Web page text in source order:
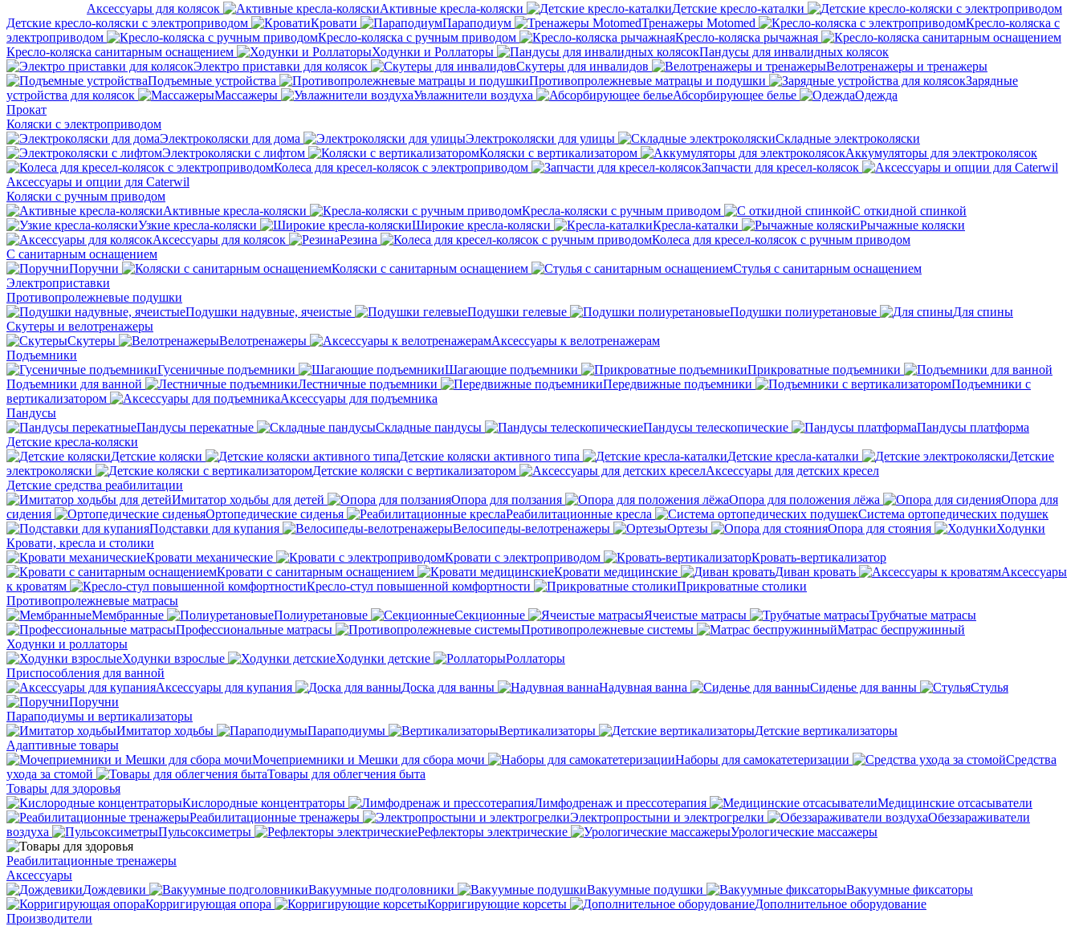
Аксессуары для колясок Активные кресла-коляски
Детские кресло-каталки
Детские кресло-коляски с электроприводом
Кровати Параподиум Тренажеры Motomed
Кресло-коляска с
электроприводом
Кресло-коляска с ручным приводом
Кресло-коляска рычажная
Кресло-коляска санитарным оснащением
Ходунки и Роллаторы
Пандусы для инвалидных колясок
Электро приставки для колясок
Скутеры для инвалидов
Велотренажеры и тренажеры
Подъемные устройства
Противопролежневые матрацы и подушки
Зарядные
устройства для колясок
Массажеры Увлажнители воздуха Абсорбирующее белье
Одежда
Прокат
Коляски с электроприводом
Электроколяски для дома
Электроколяски для улицы
Складные электроколяски
Электроколяски с лифтом
Коляски с вертикализатором
Аккумуляторы для электроколясок
Колеса для кресел-колясок с электроприводом
Запчасти для кресел-колясок
Аксессуары и опции для Caterwil
Коляски с ручным приводом
Активные кресла-коляски
Кресла-коляски с ручным приводом
С откидной спинкой
Узкие кресла-коляски
Широкие кресла-коляски Кресла-каталки
Рычажные коляски
Аксессуары для колясок
Резина
Колеса для кресел-колясок с ручным приводом
С санитарным оснащением
Поручни
Коляски с санитарным оснащением
Стулья с санитарным оснащением
Электроприставки
Противопролежневые подушки
Подушки надувные, ячеистые
Подушки гелевые Подушки полиуретановые
Для спины
Скутеры и велотренажеры
Скутеры
Велотренажеры
Аксессуары к велотренажерам
Подъемники
Гусеничные подъемники
Шагающие подъемники
Прикроватные подъемники
Подъемники для ванной
Лестничные подъемники Передвижные подъемники
Подъемники с
вертикализатором
Аксессуары для подъемника
Пандусы
Пандусы перекатные
Складные пандусы Пандусы телескопические
Пандусы платформа
Детские кресла-коляски
Детские коляски
Детские коляски активного типа Детские кресла-каталки
Детские
электроколяски
Детские коляски с вертикализатором
Аксессуары для детских кресел
Детские средства реабилитации
Имитатор ходьбы для детей
Опора для ползания Опора для положения лёжа
Опора для
сидения
Ортопедические сиденья Реабилитационные кресла
Система ортопедических подушек
Подставки для купания
Велосипеды-велотренажеры Ортезы Опора для стояния
Ходунки
Кровати, кресла и столики
Кровати механические
Кровати с электроприводом
Кровать-вертикализатор
Кровати с санитарным оснащением
Кровати медицинские Диван кровать
Аксессуары
к кроватям
Кресло-стул повышенной комфортности
Прикроватные столики
Противопролежневые матрасы
Мембранные
Полиуретановые Секционные Ячеистые матрасы
Трубчатые матрасы
Профессиональные матрасы
Противопролежневые системы
Матрас беспружинный
Ходунки и роллаторы
Ходунки взрослые
Ходунки детские
Роллаторы
Приспособления для ванной
Аксессуары для купания
Доска для ванны Надувная ванна Сиденье для ванны
Стулья
Поручни
Параподиумы и вертикализаторы
Имитатор ходьбы
Параподиумы Вертикализаторы
Детские вертикализаторы
Адаптивные товары
Мочеприемники и Мешки для сбора мочи
Наборы для самокатетеризации
Средства
ухода за стомой
Товары для облегчения быта
Товары для здоровья
Кислородные концентраторы
Лимфодренаж и прессотерапия
Медицинские отсасыватели
Реабилитационные тренажеры
Электропростыни и электрогрелки
Обеззараживатели
воздуха
Пульсоксиметры Рефлекторы электрические Урологические массажеры
Реабилитационные тренажеры
Аксессуары
Дождевики
Вакуумные подголовники Вакуумные подушки
Вакуумные фиксаторы
Корригирующая опора
Корригирующие корсеты
Дополнительное оборудование
Производители